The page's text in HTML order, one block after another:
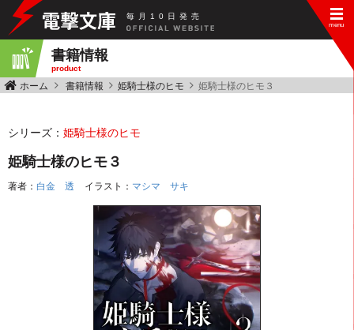
毎 月 10 日 発 売
書籍情報
product
ホーム 書籍情報 姫騎士様のヒモ 姫騎士様のヒモ３
シリーズ： 姫騎士様のヒモ
姫騎士様のヒモ３
著者： 白金 透 イラスト： マシマ サキ